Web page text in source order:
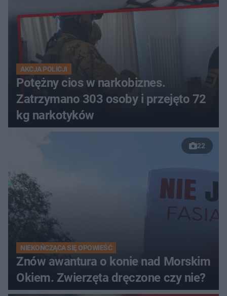
AKCJA POLICJI
Potężny cios w narkobiznes.
Zatrzymano 303 osoby i przejęto 72
kg narkotyków
22
NIEKOŃCZĄCA SIĘ OPOWIEŚĆ
Znów awantura o konie nad Morskim
Okiem. Zwierzęta dręczone czy nie?